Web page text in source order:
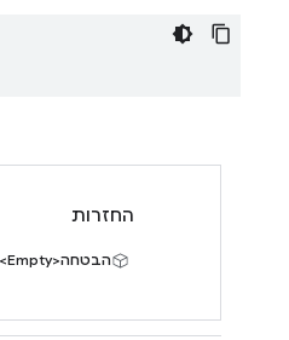
החזרות
הבטחה<Empty>